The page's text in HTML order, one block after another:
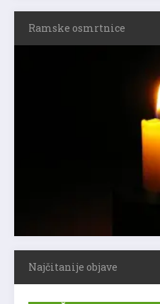
Ramske osmrtnice
Najčitanije objave